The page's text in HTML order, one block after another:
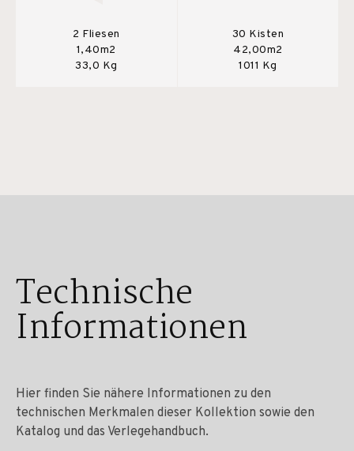
2 Fliesen
1,40m2
33,0 Kg
30 Kisten
42,00m2
1011 Kg
Technische
Informationen
Hier finden Sie nähere Informationen zu den
technischen Merkmalen dieser Kollektion sowie den
Katalog und das Verlegehandbuch.